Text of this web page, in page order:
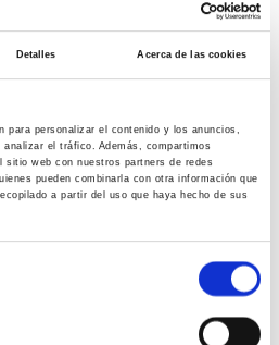
Detalles Acerca de las cookies
para personalizar el contenido y los anuncios,
el tráfico. Además, compartimos
sitio web con nuestros partners de redes
pueden combinarla con otra información que
a partir del uso que haya hecho de sus